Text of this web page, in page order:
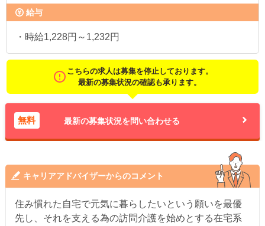
給与
・時給1,228円～1,232円
こちらの求人は募集を停止しております。
最新の募集状況の確認も承ります。
無料 最新の募集状況を問い合わせる
キャリアアドバイザーからのコメント
住み慣れた自宅で元気に暮らしたいという願いを最優
先し、それを支える為の訪問介護を始めとする在宅系